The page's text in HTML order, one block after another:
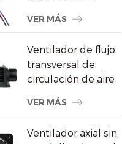
escobillas de alta
RPM para
pequeños
dispositivos
electrónicos
VER MÁS
Ventilador de flujo
transversal de
circulación de aire
ahorro de energía
VER MÁS
Ventilador axial sin